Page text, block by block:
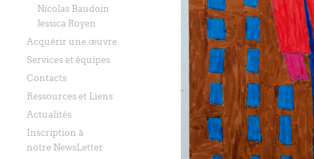
Nicolas Baudoin
Jessica Royen
Acquérir une œuvre
Services et équipes
Contacts
Ressources et Liens
Actualités
Inscription à
notre NewsLetter